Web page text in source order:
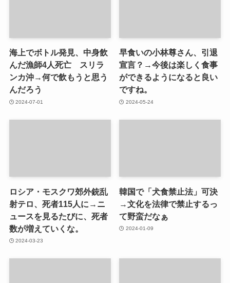
海上でボトル発見、中身飲
んだ漁師4人死亡 スリラ
ンカ沖→何で飲もうと思う
んだろう
2024-07-01
早食いの小林尊さん、引退
宣言？→今後は楽しく食事
ができるようになると良い
ですね。
2024-05-24
ロシア・モスクワ郊外銃乱
射テロ、死者115人に→ニ
ュースを見るたびに、死者
数が増えていくな。
2024-03-23
韓国で「犬食禁止法」可決
→文化を法律で禁止するっ
て野蛮だなぁ
2024-01-09